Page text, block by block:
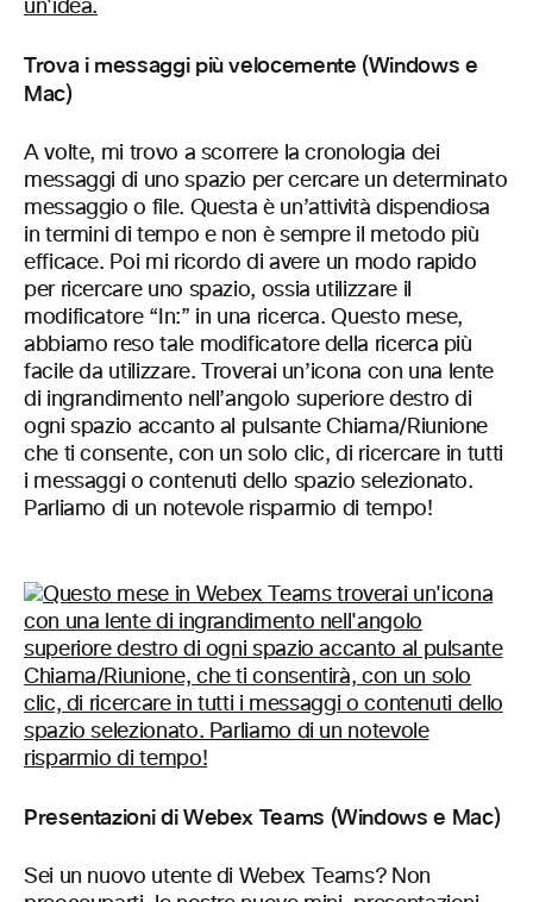
Trova i messaggi più velocemente (Windows e
Mac)
A volte, mi trovo a scorrere la cronologia dei
messaggi di uno spazio per cercare un determinato
messaggio o file. Questa è un’attività dispendiosa
in termini di tempo e non è sempre il metodo più
efficace. Poi mi ricordo di avere un modo rapido
per ricercare uno spazio, ossia utilizzare il
modificatore “In:” in una ricerca. Questo mese,
abbiamo reso tale modificatore della ricerca più
facile da utilizzare. Troverai un’icona con una lente
di ingrandimento nell’angolo superiore destro di
ogni spazio accanto al pulsante Chiama/Riunione
che ti consente, con un solo clic, di ricercare in tutti
i messaggi o contenuti dello spazio selezionato.
Parliamo di un notevole risparmio di tempo!
Presentazioni di Webex Teams (Windows e Mac)
Sei un nuovo utente di Webex Teams? Non